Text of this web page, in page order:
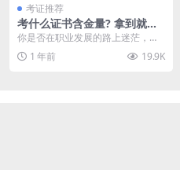
考证推荐
考什么证书含金量? 拿到就是
赚到！详细解析六大类赚钱证
你是否在职业发展的路上迷茫，不
知道考什么证书才能提升自身价
值？别担心，今天我们就...
1 年前 19.9K